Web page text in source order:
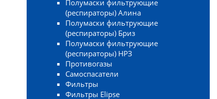
Полумаски фильтрующие
(респираторы) Алина
Полумаски фильтрующие
(респираторы) Бриз
Полумаски фильтрующие
(респираторы) НРЗ
Противогазы
Самоспасатели
Фильтры
Фильтры Elipse